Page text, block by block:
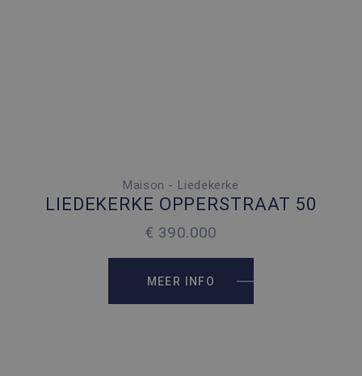
4 SLAAPKAMERS
Maison - Liedekerke
LIEDEKERKE OPPERSTRAAT 50
€ 390.000
MEER INFO